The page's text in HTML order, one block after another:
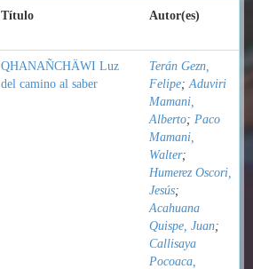
Título Autor(es)
QHANAÑCHÄWI Luz
del camino al saber
Terán Gezn,
Felipe;Aduviri
Mamani,
Alberto; Paco
Mamani,
Walter;
Humerez Oscori,
Jesús;
Acahuana
Quispe, Juan;
Callisaya
Pocoaca,